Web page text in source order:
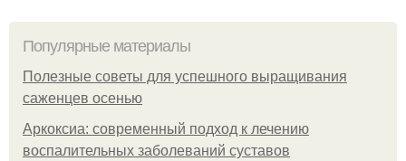
Популярные материалы
Полезные советы для успешного выращивания
саженцев осенью
Аркоксиа: современный подход к лечению
воспалительных заболеваний суставов